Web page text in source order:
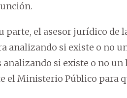
parte, el asesor jurídico
analizando si existe o no
si existe o no un
el Ministerio Público para